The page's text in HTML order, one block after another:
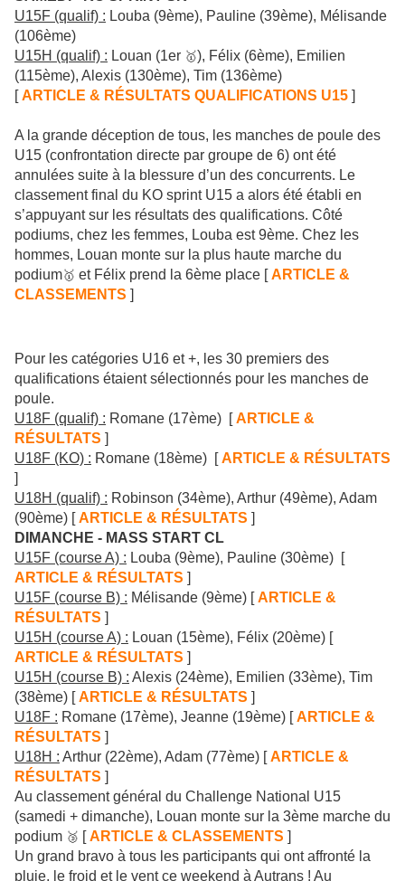
U15F (qualif) : Louba (9ème), Pauline (39ème), Mélisande
(106ème)
U15H (qualif) : Louan (1er 🥇), Félix (6ème), Emilien
(115ème), Alexis (130ème), Tim (136ème)
[ARTICLE & RÉSULTATS QUALIFICATIONS U15 ]
A la grande déception de tous, les manches de poule des
U15 (confrontation directe par groupe de 6) ont été
annulées suite à la blessure d’un des concurrents. Le
classement final du KO sprint U15 a alors été établi en
s’appuyant sur les résultats des qualifications. Côté
podiums, chez les femmes, Louba est 9ème. Chez les
hommes, Louan monte sur la plus haute marche du
podium🥇 et Félix prend la 6ème place [ARTICLE &
CLASSEMENTS ]
Pour les catégories U16 et +, les 30 premiers des
qualifications étaient sélectionnés pour les manches de
poule.
U18F (qualif) : Romane (17ème) [ARTICLE &
RÉSULTATS ]
U18F (KO) : Romane (18ème) [ARTICLE & RÉSULTATS
]
U18H (qualif) : Robinson (34ème), Arthur (49ème), Adam
(90ème) [ARTICLE & RÉSULTATS ]
DIMANCHE - MASS START CL
U15F (course A) : Louba (9ème), Pauline (30ème) [
ARTICLE & RÉSULTATS ]
U15F (course B) : Mélisande (9ème) [ARTICLE &
RÉSULTATS ]
U15H (course A) : Louan (15ème), Félix (20ème) [
ARTICLE & RÉSULTATS ]
U15H (course B) : Alexis (24ème), Emilien (33ème), Tim
(38ème) [ARTICLE & RÉSULTATS ]
U18F : Romane (17ème), Jeanne (19ème) [ARTICLE &
RÉSULTATS ]
U18H : Arthur (22ème), Adam (77ème) [ARTICLE &
RÉSULTATS ]
Au classement général du Challenge National U15
(samedi + dimanche), Louan monte sur la 3ème marche du
podium 🥉 [ARTICLE & CLASSEMENTS ]
Un grand bravo à tous les participants qui ont affronté la
pluie, le froid et le vent ce weekend à Autrans ! Au